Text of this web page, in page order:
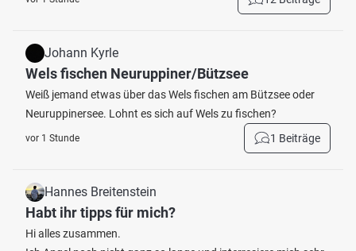
Johann Kyrle
Wels fischen Neuruppiner/Bützsee
Weiß jemand etwas über das Wels fischen am Bützsee oder
Neuruppinersee. Lohnt es sich auf Wels zu fischen?
vor 1 Stunde 1 Beiträge
Hannes Breitenstein
Habt ihr tipps für mich?
Hi alles zusammen.